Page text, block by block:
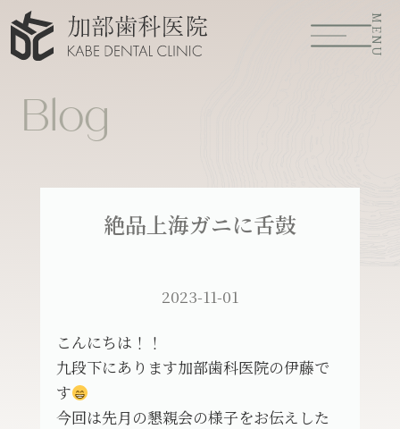
MENU
Blog
絶品上海ガニに舌鼓
2023-11-01
こんにちは！！
九段下にあります加部歯科医院の伊藤で
す
今回は先月の懇親会の様子をお伝えした